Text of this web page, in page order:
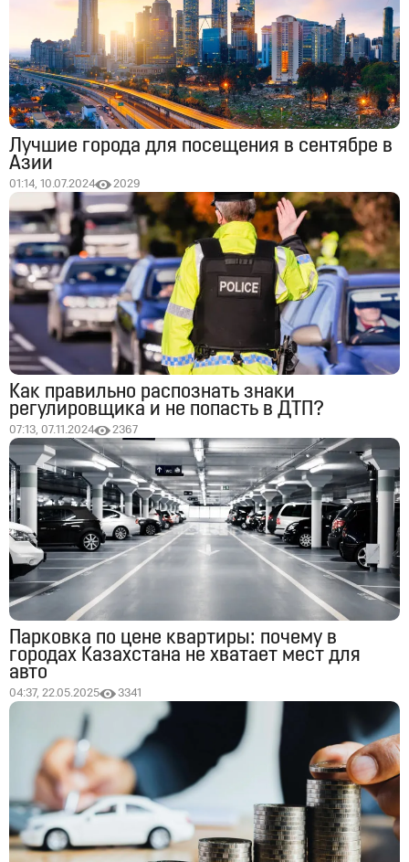
Лучшие города для посещения в сентябре в
Азии
01:14, 10.07.2024 2029
Как правильно распознать знаки
регулировщика и не попасть в ДТП?
07:13, 07.11.2024 2367
Парковка по цене квартиры: почему в
городах Казахстана не хватает мест для
авто
04:37, 22.05.2025 3341